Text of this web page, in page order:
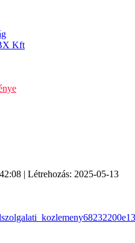
Kft
| Létrehozás: 2025-05-13